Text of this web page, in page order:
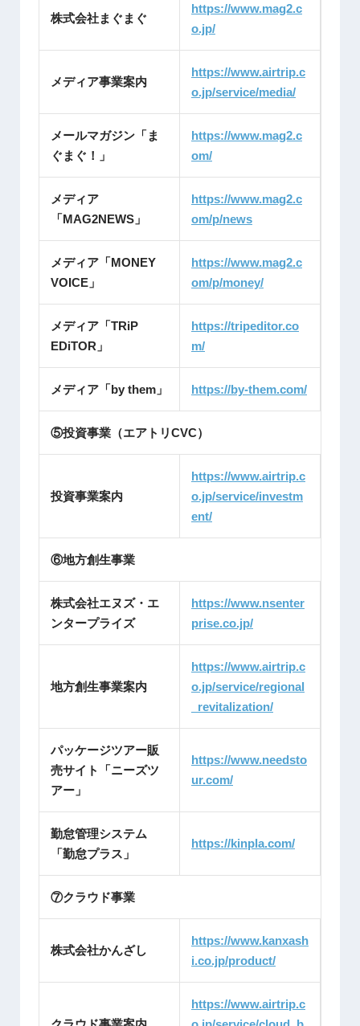
株式会社まぐまぐ
https://www.mag2.c
o.jp/
メディア事業案内
https://www.airtrip.c
o.jp/service/media/
メールマガジン「ま
ぐまぐ！」
https://www.mag2.c
om/
メディア
「MAG2NEWS」
https://www.mag2.c
om/p/news
メディア「MONEY
VOICE」
https://www.mag2.c
om/p/money/
メディア「TRiP
EDiTOR」
https://tripeditor.co
m/
メディア「by them」 https://by-them.com/
⑤投資事業（エアトリCVC）
投資事業案内
https://www.airtrip.c
o.jp/service/investm
ent/
⑥地方創生事業
株式会社エヌズ・エ
ンタープライズ
https://www.nsenter
prise.co.jp/
地方創生事業案内
https://www.airtrip.c
o.jp/service/regional
_revitalization/
パッケージツアー販
売サイト「ニーズツ
アー」
https://www.needsto
ur.com/
勤怠管理システム
「勤怠プラス」
https://kinpla.com/
⑦クラウド事業
株式会社かんざし
https://www.kanxash
i.co.jp/product/
https://www.airtrip.c